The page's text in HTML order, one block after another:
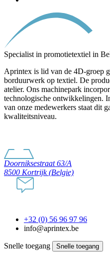
Specialist in promotietextiel in
Aprintex is lid van de 4D-groep
borduurwerk op textiel. De
atelier. Ons machinepark
technologische ontwikkelingen.
van onze medewerkers staat dit
kwaliteitsniveau.
Doorniksestraat 63/A
8500 Kortrijk (Belgie)
+32 (0) 56 96 97 96
info@aprintex.be
Snelle toegang Snelle toegang